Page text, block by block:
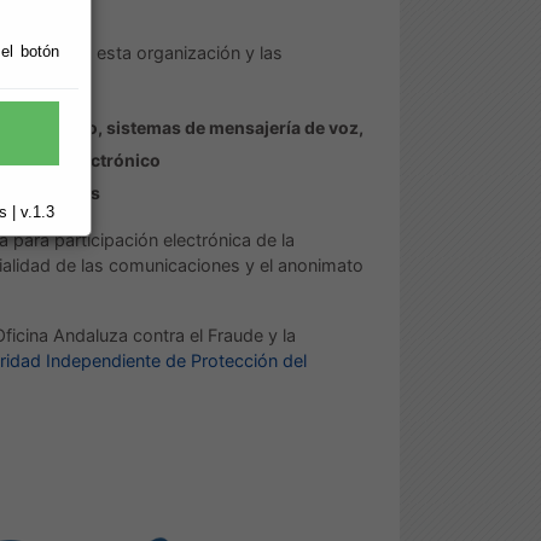
botón
| v.1.3
laboral de esta organización y las
teléfono, sistemas de mensajería de voz,
Correo electrónico
para participación electrónica de la
de las comunicaciones y el anonimato
Andaluza contra el Fraude y la
Independiente de Protección del